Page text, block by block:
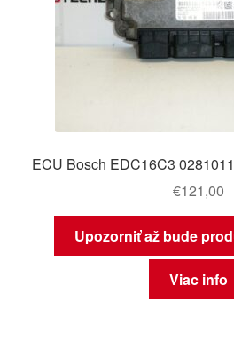
ECU Bosch EDC16C3
€121,00
Upozorniť až bude
Viac info